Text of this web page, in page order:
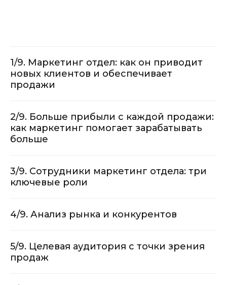
1/9. Маркетинг отдел: как он приводит
новых клиентов и обеспечивает
продажи
2/9. Больше прибыли с каждой продажи:
как маркетинг помогает зарабатывать
больше
3/9. Сотрудники маркетинг отдела: три
ключевые роли
4/9. Анализ рынка и конкурентов
5/9. Целевая аудитория с точки зрения
продаж